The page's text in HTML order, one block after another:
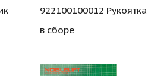
922100100012 Рукоятка
в сборе